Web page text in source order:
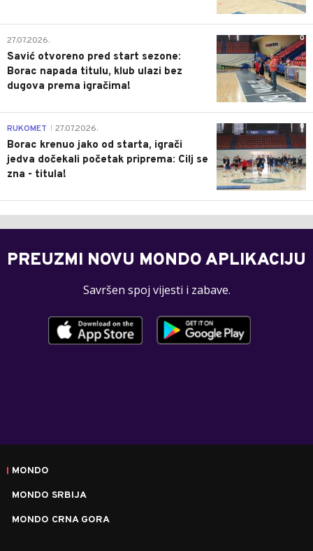
0
27.07.2026.
Savić otvoreno pred start sezone:
Borac napada titulu, klub ulazi bez
dugova prema igračima!
0
RUKOMET 27.07.2026.
Borac krenuo jako od starta, igrači
jedva dočekali početak priprema: Cilj se
zna - titula!
PREUZMI NOVU MONDO APLIKACIJU
Savršen spoj vijesti i zabave.
MONDO
MONDO SRBIJA
MONDO CRNA GORA